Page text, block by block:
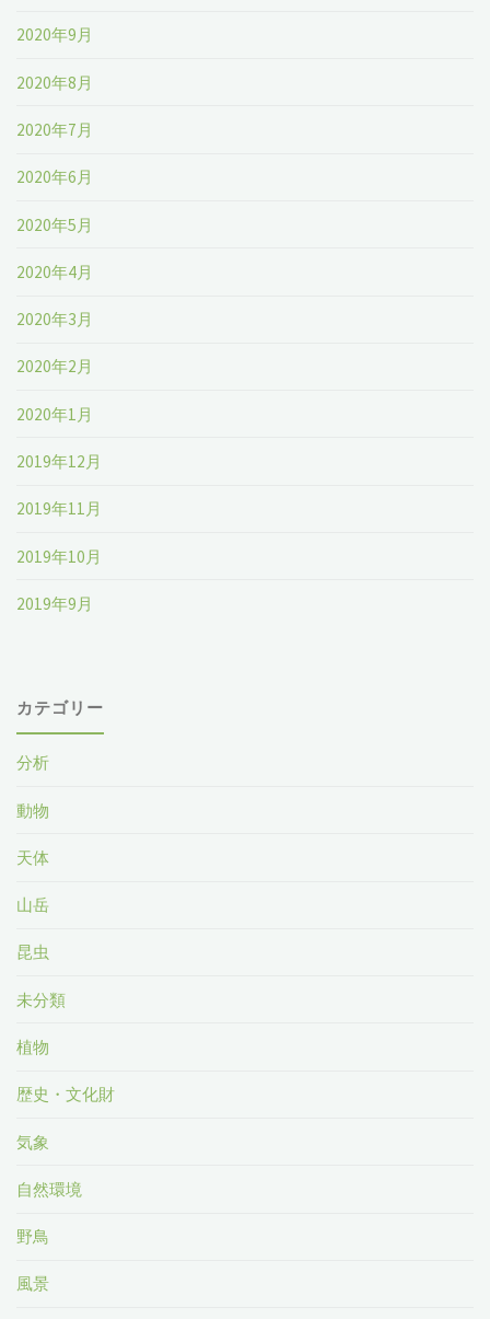
2020年9月
2020年8月
2020年7月
2020年6月
2020年5月
2020年4月
2020年3月
2020年2月
2020年1月
2019年12月
2019年11月
2019年10月
2019年9月
カテゴリー
分析
動物
天体
山岳
昆虫
未分類
植物
歴史・文化財
気象
自然環境
野鳥
風景